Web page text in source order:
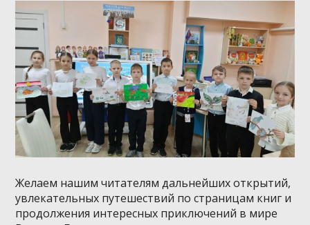
Желаем нашим читателям дальнейших открытий,
увлекательных путешествий по страницам книг и
продолжения интересных приключений в мире